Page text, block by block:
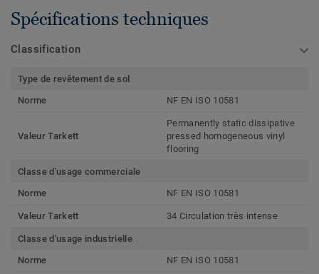
Spécifications techniques
Classification
Type de revêtement de sol
Norme
NF EN ISO 10581
Valeur Tarkett
Permanently static dissipative
pressed homogeneous vinyl
flooring
Classe d'usage commerciale
Norme
NF EN ISO 10581
Valeur Tarkett 34 Circulation très intense
Classe d'usage industrielle
Norme
NF EN ISO 10581